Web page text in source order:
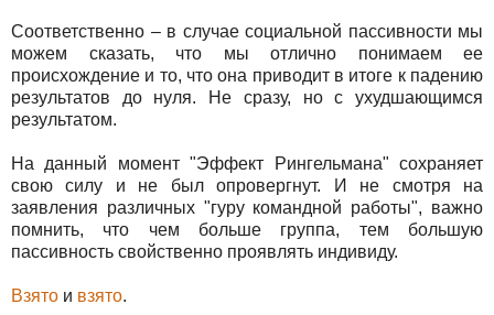
Соответственно – в случае социальной пассивности мы
можем сказать, что мы отлично понимаем ее
происхождение и то, что она приводит в итоге к падению
результатов до нуля. Не сразу, но с ухудшающимся
результатом.
На данный момент "Эффект Рингельмана" сохраняет
свою силу и не был опровергнут. И не смотря на
заявления различных "гуру командной работы", важно
помнить, что чем больше группа, тем большую
пассивность свойственно проявлять индивиду.
Взято и взято.